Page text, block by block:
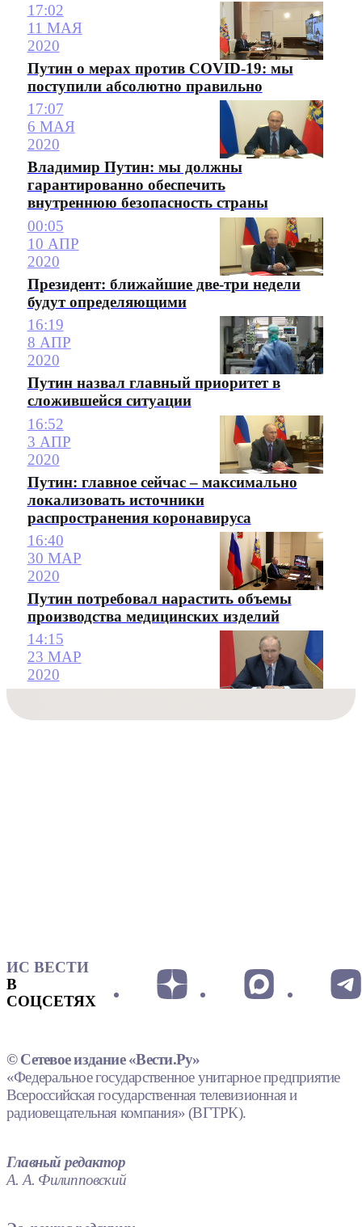
17:02
11 МАЯ
2020
Путин о мерах против COVID-19: мы
поступили абсолютно правильно
17:07
6 МАЯ
2020
Владимир Путин: мы должны
гарантированно обеспечить
внутреннюю безопасность страны
00:05
10 АПР
2020
Президент: ближайшие две-три недели
будут определяющими
16:19
8 АПР
2020
Путин назвал главный приоритет в
сложившейся ситуации
16:52
3 АПР
2020
Путин: главное сейчас – максимально
локализовать источники
распространения коронавируса
16:40
30 МАР
2020
Путин потребовал нарастить объемы
производства медицинских изделий
14:15
23 МАР
2020
ИС ВЕСТИ
В
СОЦСЕТЯХ
© Сетевое издание «Вести.Ру»
«Федеральное государственное унитарное предприятие
Всероссийская государственная телевизионная и
радиовещательная компания» (ВГТРК).
Главный редактор
А. А. Филипповский